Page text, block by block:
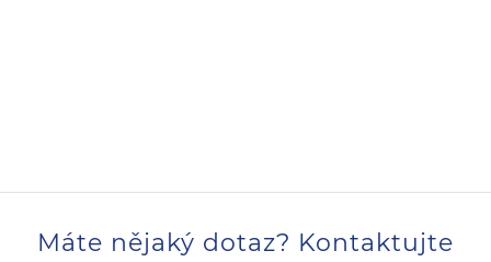
Máte nějaký dotaz? Kontaktujte